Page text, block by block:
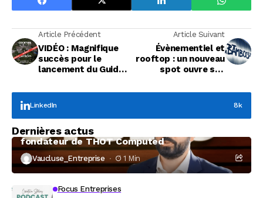
Article Précédent
VIDÉO : Magnifique
succès pour le
lancement du Guide
Article Suivant
Évènementiel et
rooftop : un nouveau
spot ouvre ses
Aushopping
LinkedIn 8k
Dernières actus
À la rencontre de Christophe Coeffier, dirigeant
fondateur de THOT Computed
Vaucluse_Entreprise 1 Min
Focus Entreprises